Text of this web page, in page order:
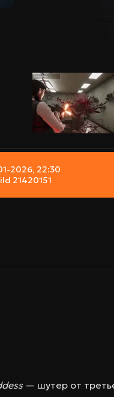
2026, 22:30
21420151
— шутер от